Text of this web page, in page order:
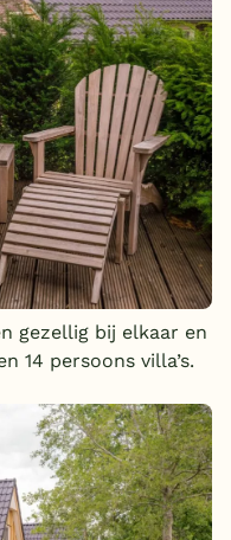
gezellig bij elkaar en
14 persoons villa’s.